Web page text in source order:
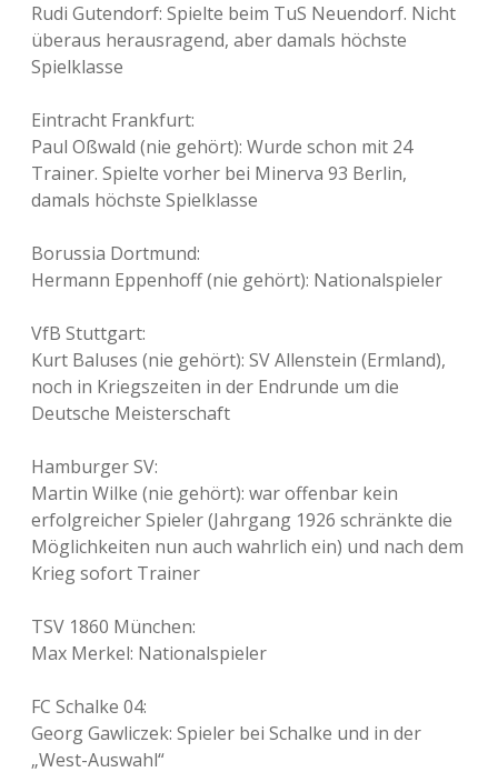
Rudi Gutendorf: Spielte beim TuS Neuendorf. Nicht
überaus herausragend, aber damals höchste
Spielklasse
Eintracht Frankfurt:
Paul Oßwald (nie gehört): Wurde schon mit 24
Trainer. Spielte vorher bei Minerva 93 Berlin,
damals höchste Spielklasse
Borussia Dortmund:
Hermann Eppenhoff (nie gehört): Nationalspieler
VfB Stuttgart:
Kurt Baluses (nie gehört): SV Allenstein (Ermland),
noch in Kriegszeiten in der Endrunde um die
Deutsche Meisterschaft
Hamburger SV:
Martin Wilke (nie gehört): war offenbar kein
erfolgreicher Spieler (Jahrgang 1926 schränkte die
Möglichkeiten nun auch wahrlich ein) und nach dem
Krieg sofort Trainer
TSV 1860 München:
Max Merkel: Nationalspieler
FC Schalke 04:
Georg Gawliczek: Spieler bei Schalke und in der
„West-Auswahl“